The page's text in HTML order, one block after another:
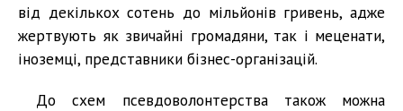
від декількох сотень до мільйонів гривень, адже
жертвують як звичайні громадяни, так і меценати,
іноземці, представники бізнес-організацій.
До схем псевдоволонтерства також можна